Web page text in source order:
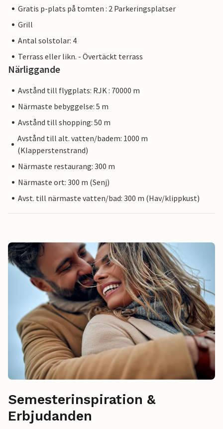
Gratis p-plats på tomten : 2 Parkeringsplatser
Grill
Antal solstolar: 4
Terrass eller likn. - Övertäckt terrass
Närliggande
Avstånd till flygplats: RJK : 70000 m
Närmaste bebyggelse: 5 m
Avstånd till shopping: 50 m
Avstånd till alt. vatten/badem: 1000 m
(Klapperstenstrand)
Närmaste restaurang: 300 m
Närmaste ort: 300 m (Senj)
Avst. till närmaste vatten/bad: 300 m (Hav/klippkust)
Semesterinspiration &
Erbjudanden